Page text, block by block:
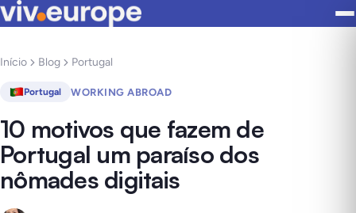
Início Blog Portugal
Portugal WORKING ABROAD
10 motivos que fazem de
Portugal um paraíso dos
nômades digitais